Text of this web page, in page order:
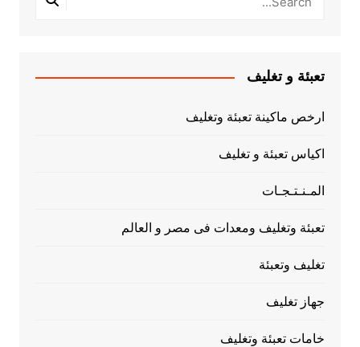
تعبئة و تغليف
ارخص ماكينة تعبئة وتغليف
اكياس تعبئة و تغليف
المـنـتـجـات
تعبئة وتغليف ومعدات فى مصر و العالم
تغليف وتعبئة
جهاز تغليف
خامات تعبئة وتغليف